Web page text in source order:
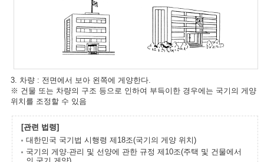
3. 차량 : 전면에서 보아 왼쪽에 게양한다.
※ 건물 또는 차량의 구조 등으로 인하여 부득이한 경우에는 국기의 게양
위치를 조정할 수 있음
[관련 법령]
대한민국 국기법 시행령 제18조(국기의 게양 위치)
국기의 게양·관리 및 선양에 관한 규정 제10조(주택 및 건물에서